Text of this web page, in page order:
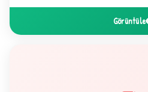
Görüntüle